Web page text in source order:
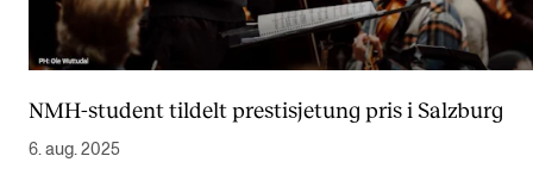
NMH-student tildelt prestisjetung pris i Salzburg
6. aug. 2025